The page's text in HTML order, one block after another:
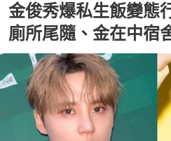
金俊秀爆私生飯變態
廁所尾隨、金在中宿